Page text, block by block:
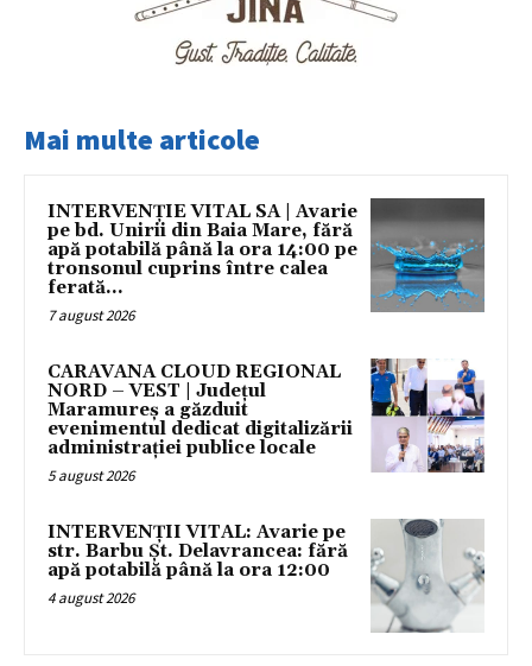
Mai multe articole
INTERVENȚIE VITAL SA | Avarie
pe bd. Unirii din Baia Mare, fără
apă potabilă până la ora 14:00 pe
tronsonul cuprins între calea
ferată...
7 august 2026
CARAVANA CLOUD REGIONAL
NORD – VEST | Județul
Maramureș a găzduit
evenimentul dedicat digitalizării
administrației publice locale
5 august 2026
INTERVENȚII VITAL: Avarie pe
str. Barbu Șt. Delavrancea: fără
apă potabilă până la ora 12:00
4 august 2026